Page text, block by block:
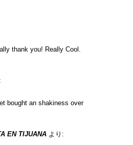
thank you! Really Cool.
bought an shakiness over
EN TIJUANA より: